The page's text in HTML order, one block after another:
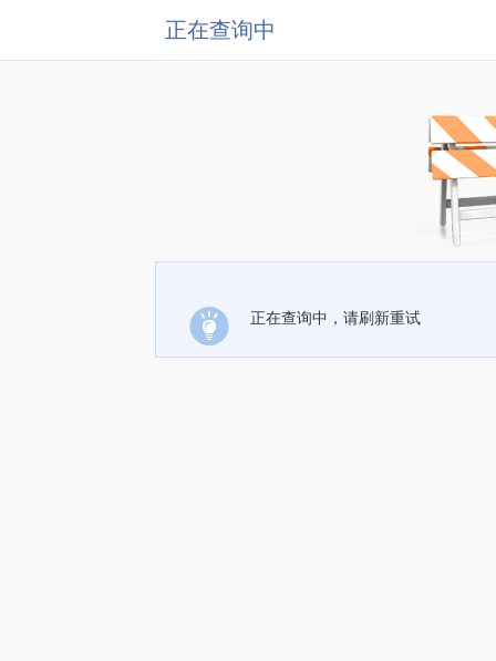
正在查询中
正在查询中，请刷新重试